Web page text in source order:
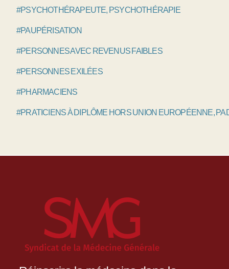
#PSYCHOTHÉRAPEUTE, PSYCHOTHÉRAPIE
#PAUPÉRISATION
#PERSONNES AVEC REVENUS FAIBLES
#PERSONNES EXILÉES
#PHARMACIENS
#PRATICIENS À DIPLÔME HORS UNION EUROPÉENNE,